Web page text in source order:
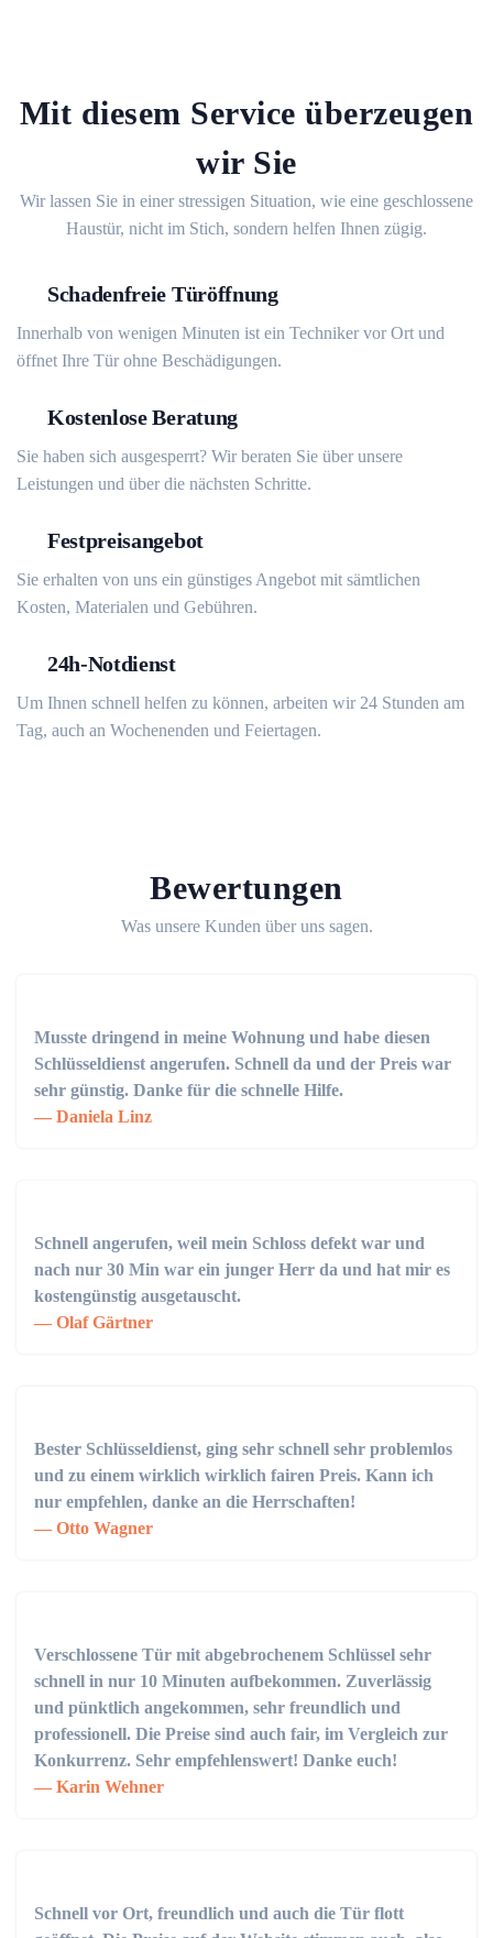
Mit diesem Service überzeugen
wir Sie
Wir lassen Sie in einer stressigen Situation, wie eine geschlossene
Haustür, nicht im Stich, sondern helfen Ihnen zügig.
Schadenfreie Türöffnung
Innerhalb von wenigen Minuten ist ein Techniker vor Ort und
öffnet Ihre Tür ohne Beschädigungen.
Kostenlose Beratung
Sie haben sich ausgesperrt? Wir beraten Sie über unsere
Leistungen und über die nächsten Schritte.
Festpreisangebot
Sie erhalten von uns ein günstiges Angebot mit sämtlichen
Kosten, Materialen und Gebühren.
24h-Notdienst
Um Ihnen schnell helfen zu können, arbeiten wir 24 Stunden am
Tag, auch an Wochenenden und Feiertagen.
Bewertungen
Was unsere Kunden über uns sagen.
Musste dringend in meine Wohnung und habe diesen
Schlüsseldienst angerufen. Schnell da und der Preis war
sehr günstig. Danke für die schnelle Hilfe.
Daniela Linz
Schnell angerufen, weil mein Schloss defekt war und
nach nur 30 Min war ein junger Herr da und hat mir es
kostengünstig ausgetauscht.
Olaf Gärtner
Bester Schlüsseldienst, ging sehr schnell sehr problemlos
und zu einem wirklich wirklich fairen Preis. Kann ich
nur empfehlen, danke an die Herrschaften!
Otto Wagner
Verschlossene Tür mit abgebrochenem Schlüssel sehr
schnell in nur 10 Minuten aufbekommen. Zuverlässig
und pünktlich angekommen, sehr freundlich und
professionell. Die Preise sind auch fair, im Vergleich zur
Konkurrenz. Sehr empfehlenswert! Danke euch!
Karin Wehner
Schnell vor Ort, freundlich und auch die Tür flott